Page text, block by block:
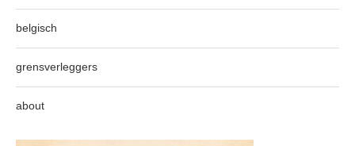
belgisch
grensverleggers
about